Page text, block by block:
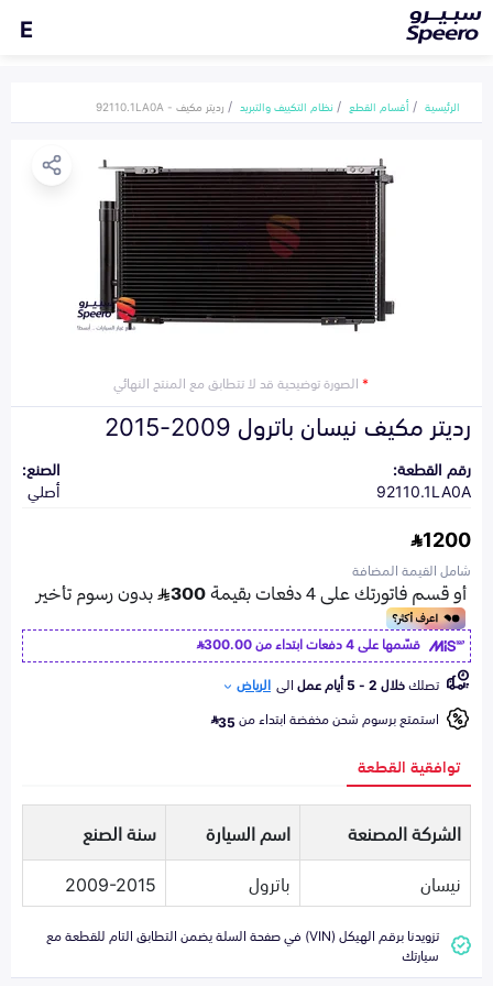
E
الرئيسية أقسام القطع نظام التكييف والتبريد رديتر مكيف - 92110.1LA0A
*الصورة توضيحية قد لا تتطابق مع المنتج النهائي
رديتر مكيف نيسان باترول 2009-2015
رقم القطعة:
92110.1LA0A
الصنع:
أصلي
1200
شامل القيمة المضافة
قسّمها على 4 دفعات ابتداء من
300.00
تصلكخلال 2 - 5 أيام عمل الى الرياض
استمتع برسوم شحن مخفضة ابتداء من35
توافقية القطعة
الشركة المصنعة اسم السيارة
سنة الصنع
نيسان
باترول 2009-2015
تزويدنا برقم الهيكل (VIN) في صفحة السلة يضمن التطابق التام للقطعة مع
سيارتك